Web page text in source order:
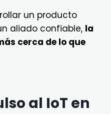
un producto
aliado confiable, la
cerca de lo que
al IoT en